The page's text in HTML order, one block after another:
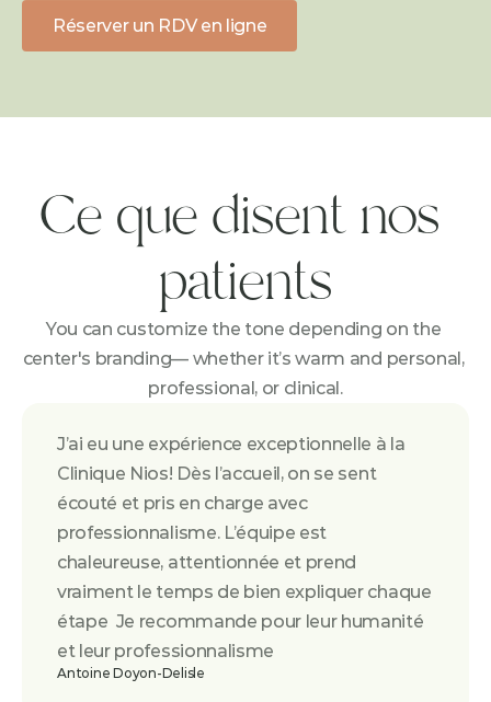
Réserver un RDV en ligne
Ce que disent nos
patients
You can customize the tone depending on the
center's branding— whether it’s warm and personal,
professional, or clinical.
J’ai eu une expérience exceptionnelle à la
Clinique Nios! Dès l’accueil, on se sent
écouté et pris en charge avec
professionnalisme. L’équipe est
chaleureuse, attentionnée et prend
vraiment le temps de bien expliquer chaque
étape  Je recommande pour leur humanité
et leur professionnalisme
Antoine Doyon-Delisle